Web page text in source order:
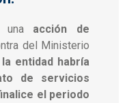
una acción de
del Ministerio
la entidad habría
de servicios
el periodo